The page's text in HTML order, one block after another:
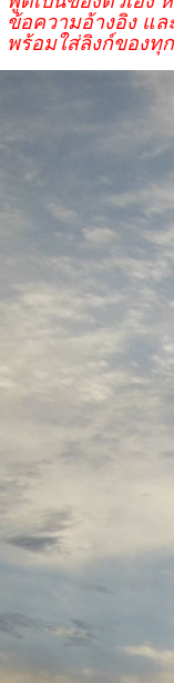
ข้อความอ้างอิง แ
พร้อมใส่ลิงก์ของทุ